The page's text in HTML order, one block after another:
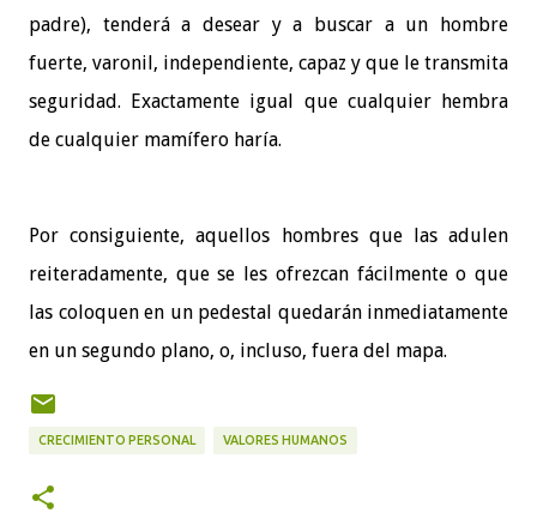
padre), tenderá a desear y a buscar a un hombre
fuerte, varonil, independiente, capaz y que le transmita
seguridad. Exactamente igual que cualquier hembra
de cualquier mamífero haría.
Por consiguiente, aquellos hombres que las adulen
reiteradamente, que se les ofrezcan fácilmente o que
las coloquen en un pedestal quedarán inmediatamente
en un segundo plano, o, incluso, fuera del mapa.
CRECIMIENTO PERSONAL VALORES HUMANOS